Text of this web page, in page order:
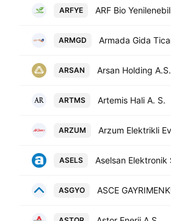
ARFYE
ARMGD
ARSAN Arsan Holding A.S.
ARTMS Artemis Hali A. S.
ARZUM
ASELS
ASGYO